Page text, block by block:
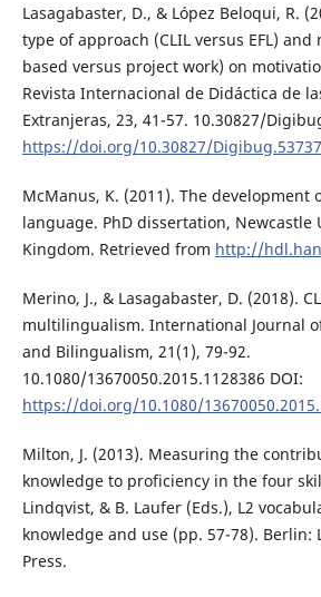
Lasagabaster, D., & López Beloqui, R.
type of approach (CLIL versus EFL)
based versus project work) on
Revista Internacional de Didáctica de
Extranjeras, 23, 41-57. 10.30827/
https://doi.org/10.30827/Digibug.53737
McManus, K. (2011). The development
language. PhD dissertation, Newcastle
Kingdom. Retrieved from http://
Merino, J., & Lasagabaster, D. (2018).
multilingualism. International Journal
and Bilingualism, 21(1), 79-92.
10.1080/13670050.2015.1128386 DOI:
https://doi.org/10.1080/
Milton, J. (2013). Measuring the
knowledge to proficiency in the four
Lindqvist, & B. Laufer (Eds.), L2
knowledge and use (pp. 57-78). Berlin:
Press.